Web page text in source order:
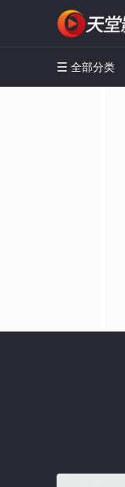
 全部分类